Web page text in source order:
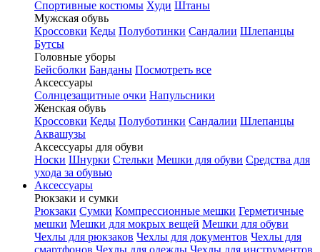
Спортивные костюмы Худи Штаны
Мужская обувь
Кроссовки Кеды Полуботинки Сандалии Шлепанцы
Бутсы
Головные уборы
Бейсболки Банданы Посмотреть все
Аксессуары
Солнцезащитные очки Напульсники
Женская обувь
Кроссовки Кеды Полуботинки Сандалии Шлепанцы
Аквашузы
Аксессуары для обуви
Носки Шнурки Стельки Мешки для обуви Средства для
ухода за обувью
Аксессуары
Рюкзаки и сумки
Рюкзаки Сумки Компрессионные мешки Герметичные
мешки Мешки для мокрых вещей Мешки для обуви
Чехлы для рюкзаков Чехлы для документов Чехлы для